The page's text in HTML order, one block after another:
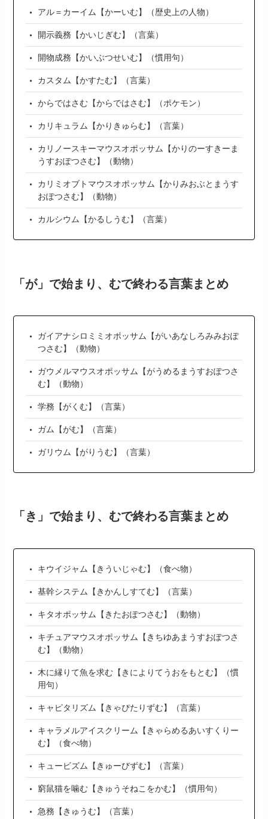
アル＝カーイム【かーいむ】（歴史上の人物）
開示義務【かいじぎむ】（言葉）
開物成務【かいぶつせいむ】（慣用句）
カスタム【かすたむ】（言葉）
からではさむ【からではさむ】（ポケモン）
カリキュラム【かりきゅらむ】（言葉）
カリノースキーマウスオポッサム【かりのーすきーま
うすおぽつさむ】（動物）
カリミオブトマウスオポッサム【かりみおぶとまうす
おぽつさむ】（動物）
カルシウム【かるしうむ】（言葉）
「が」で始まり、むで終わる言葉まとめ
ガイアナシロミミオポッサム【がいあなしろみみおぽ
つさむ】（動物）
ガウメルマウスオポッサム【がうめるまうすおぽつさ
む】（動物）
学務【がくむ】（言葉）
ガム【がむ】（言葉）
ガリウム【がりうむ】（言葉）
「き」で始まり、むで終わる言葉まとめ
キウイジャム【きういじゃむ】（食べ物）
基幹システム【きかんしすてむ】（言葉）
キタオポッサム【きたおぽつさむ】（動物）
キチュアマウスオポッサム【きちゆあまうすおぽつさ
む】（動物）
木に縁りて魚を求む【きによりてうおをもとむ】（慣
用句）
キャピタリズム【きゃぴたりずむ】（言葉）
キャラメルアイスクリーム【きゃらめるあいすくりー
む】（食べ物）
キュービズム【きゅーびずむ】（言葉）
窮鼠猫を噛む【きゅうそねこをかむ】（慣用句）
急務【きゅうむ】（言葉）